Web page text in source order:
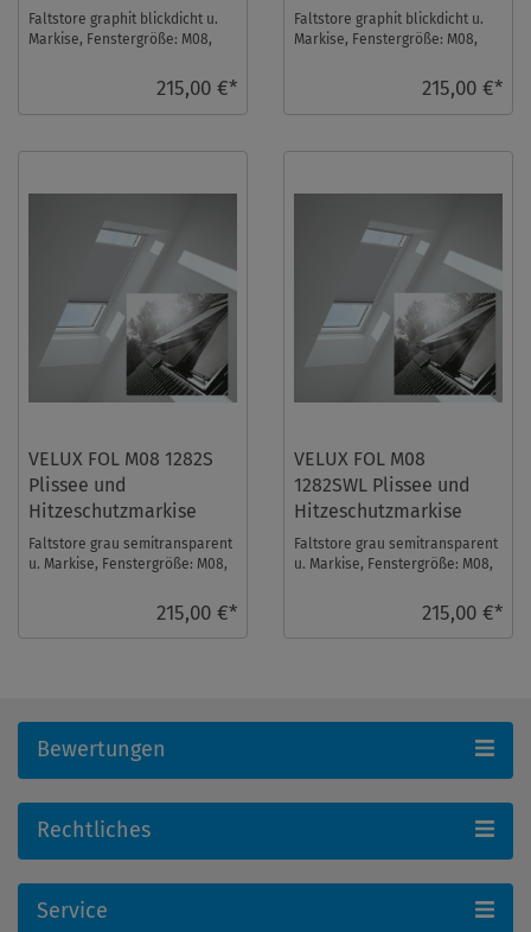
Faltstore graphit blickdicht u.
Markise, Fenstergröße: M08,
215,00 €*
Faltstore graphit blickdicht u.
Markise, Fenstergröße: M08,
215,00 €*
VELUX FOL M08 1282S
Plissee und
Hitzeschutzmarkise
Faltstore grau semitransparent
u. Markise, Fenstergröße: M08,
215,00 €*
VELUX FOL M08
1282SWL Plissee und
Hitzeschutzmarkise
Faltstore grau semitransparent
u. Markise, Fenstergröße: M08,
215,00 €*
Bewertungen
Rechtliches
Service